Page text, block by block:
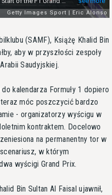
(SAMF), Książę Khalid Bin
aby w przyszłości zespoły
Saudyjskiej.
kalendarza Formuły 1 dopiero
móc poszczycić bardzo
- organizatorzy wyścigu w
kontraktem. Docelowo
na permanentny tor w
w którym
wyścigi Grand Prix.
Bin Sultan Al Faisal ujawnił,